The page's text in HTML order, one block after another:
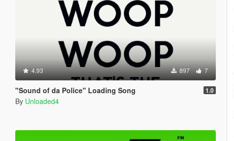
4.93 897 7
"Sound of da Police" Loading Song 1.0
By Unloaded4